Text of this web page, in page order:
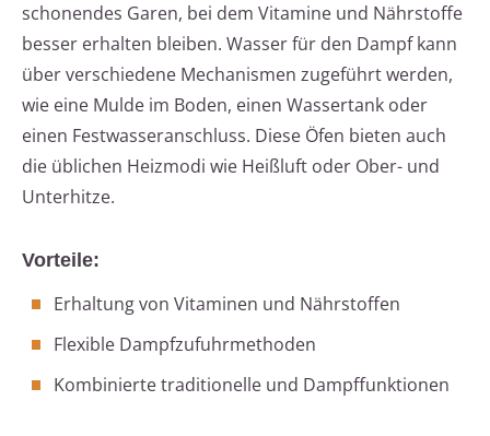
schonendes Garen, bei dem Vitamine und Nährstoffe
besser erhalten bleiben. Wasser für den Dampf kann
über verschiedene Mechanismen zugeführt werden,
wie eine Mulde im Boden, einen Wassertank oder
einen Festwasseranschluss. Diese Öfen bieten auch
die üblichen Heizmodi wie Heißluft oder Ober- und
Unterhitze.
Vorteile:
Erhaltung von Vitaminen und Nährstoffen
Flexible Dampfzufuhrmethoden
Kombinierte traditionelle und Dampffunktionen